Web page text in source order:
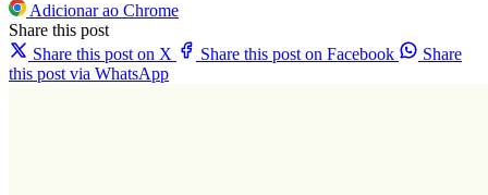
Adicionar ao Chrome
Share this post
Share this post on X
Share this post on Facebook
Share
this post via WhatsApp